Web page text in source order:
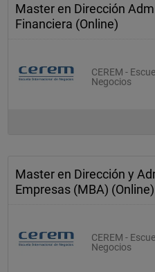
Master en Dirección
Financiera (Online)
CEREM -
Negocios
Master en Dirección y
Empresas (MBA) (Online)
CEREM -
Negocios